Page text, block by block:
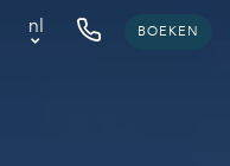
nl BOEKEN